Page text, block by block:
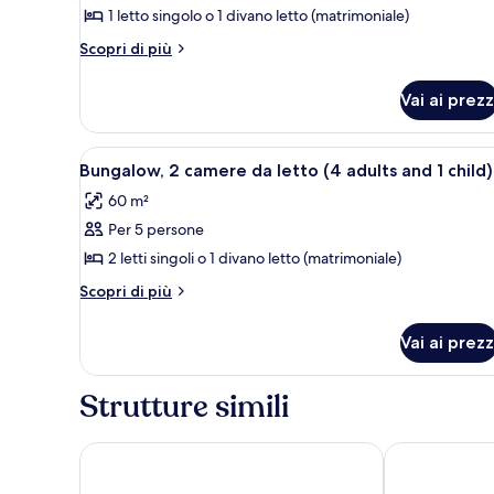
per
Bungalow,
da
letto
(3
adults)
1 letto singolo o 1 divano letto (matrimoniale)
Scopri di più
Altri
1
camera
da
letto
(3
adults)
Vai ai
Apri
tutte
le
foto
per
Bungalow,
da
(4
adults
and
1 camera, una scrivania,
15
Bungalow, 2 camere da letto (4 adults and 1 child)
60 m²
Per 5 persone
2 letti singoli o 1 divano letto (matrimoniale)
Scopri di più
Altri
2
da
(4
Vai ai
Strutture simili
Ura Jardín del Atlántico Roca Verde